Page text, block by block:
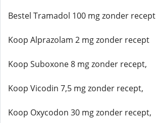
Bestel Tramadol 100 mg zonder recept
Koop Alprazolam 2 mg zonder recept
Koop Suboxone 8 mg zonder recept,
Koop Vicodin 7,5 mg zonder recept,
Koop Oxycodon 30 mg zonder recept,